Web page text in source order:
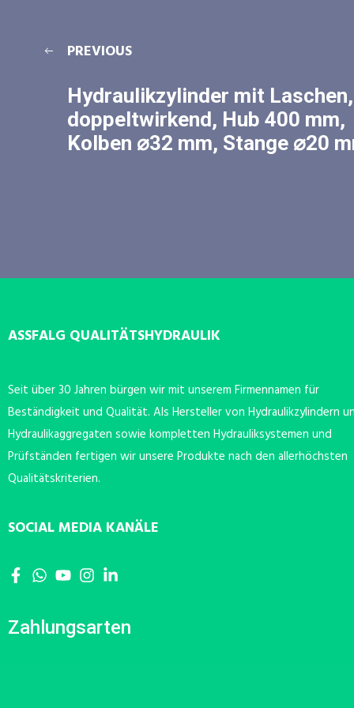
PREVIOUS
Hydraulikzylinder mit Laschen,
doppeltwirkend, Hub 400 mm,
Kolben ⌀32 mm, Stange ⌀20
ASSFALG QUALITÄTSHYDRAULIK
Seit über 30 Jahren bürgen wir mit unserem Firmennamen für
Beständigkeit und Qualität. Als Hersteller von Hydraulikzylindern
Hydraulikaggregaten sowie kompletten Hydrauliksystemen und
Prüfständen fertigen wir unsere Produkte nach den allerhöchsten
Qualitätskriterien.
SOCIAL MEDIA KANÄLE
Zahlungsarten